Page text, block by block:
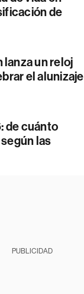
de
lanza un reloj
el alunizaje
de cuánto
las
PUBLICIDAD